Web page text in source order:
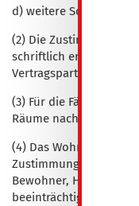
d) weitere Schlüssel
(2) Die Zustimmung
schriftlich erfolgen.
Vertragsparteien im
(3) Für die Fälle der
Räume nach Abs. 1 a)
(4) Das
Zustimmung
Bewohner, Haus oder
beeinträchtig oder